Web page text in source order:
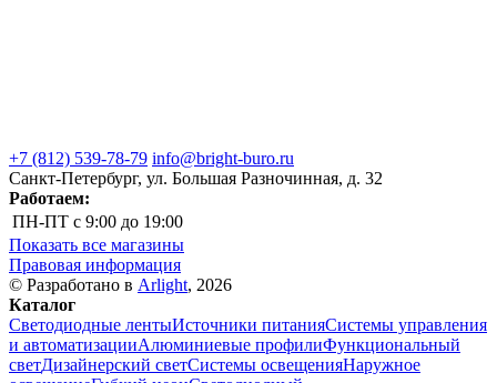
+7 (812) 539-78-79 info@bright-buro.ru
Санкт-Петербург, ул. Большая Разночинная, д. 32
Работаем:
ПН-ПТ с 9:00 до 19:00
Показать все магазины
Правовая информация
© Разработано в Arlight, 2026
Каталог
Светодиодные лентыИсточники питанияСистемы управления
и автоматизацииАлюминиевые профилиФункциональный
светДизайнерский светСистемы освещенияНаружное